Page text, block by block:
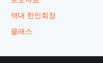
역대 한인회장
클래스